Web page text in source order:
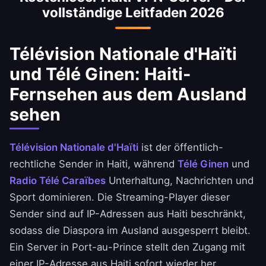
vollständige Leitfaden 2026
Télévision Nationale d'Haïti
und Télé Ginen: Haiti-
Fernsehen aus dem Ausland
sehen
Télévision Nationale d'Haïti ist der öffentlich-
rechtliche Sender in Haiti, während Télé Ginen und
Radio Télé Caraïbes Unterhaltung, Nachrichten und
Sport dominieren. Die Streaming-Player dieser
Sender sind auf IP-Adressen aus Haiti beschränkt,
sodass die Diaspora im Ausland ausgesperrt bleibt.
Ein Server in Port-au-Prince stellt den Zugang mit